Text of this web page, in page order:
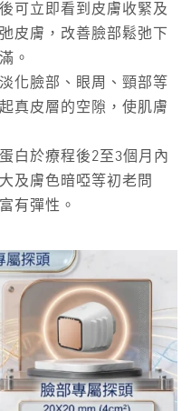
可立即看到皮膚收緊及
皮膚，改善臉部鬆弛下
。
淡化臉部、眼周、頸部等
真皮層的空隙，使肌膚
白於療程後2至3個月內
及膚色暗啞等初老問
有彈性。